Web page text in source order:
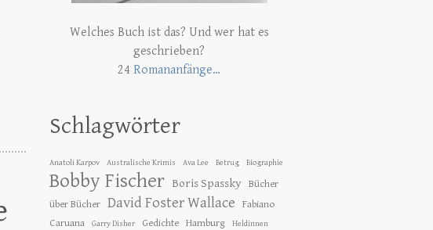
Welches Buch ist das? Und wer hat es
geschrieben?
24Romananfänge…
Schlagwörter
Anatoli Karpov Australische Krimis Ava Lee Betrug Biographie
Bobby Fischer Boris Spassky Bücher
über Bücher David Foster Wallace
Fabiano
Caruana
Garry Disher Gedichte Hamburg Heldinnen